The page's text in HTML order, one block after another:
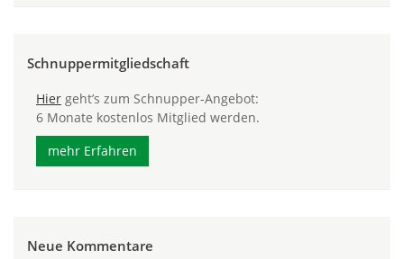
Schnuppermitgliedschaft
Hier geht’s zum Schnupper-Angebot:
6 Monate kostenlos Mitglied werden.
mehr Erfahren
Neue Kommentare